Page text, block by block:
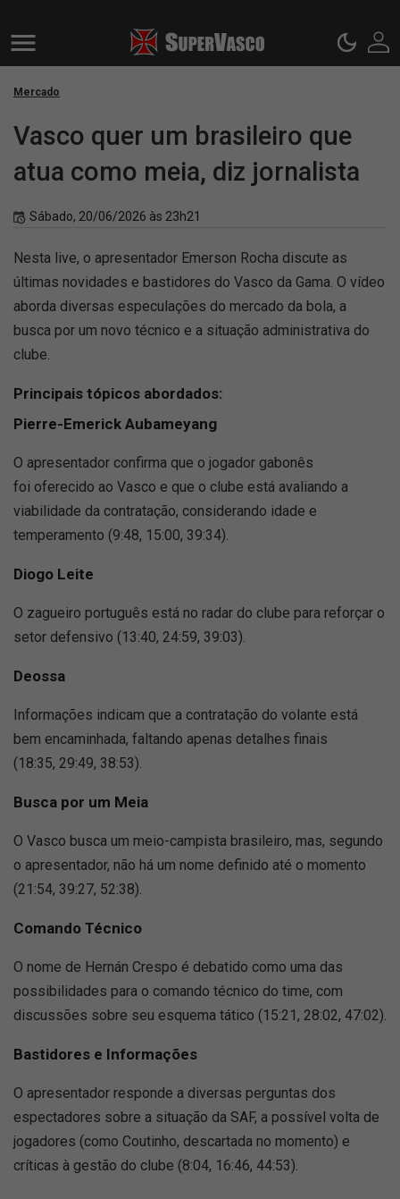
Mercado
Vasco quer um brasileiro que
atua como meia, diz jornalista
Sábado, 20/06/2026 às 23h21
Nesta live, o apresentador Emerson Rocha discute as
últimas novidades e bastidores do Vasco da Gama. O vídeo
aborda diversas especulações do mercado da bola, a
busca por um novo técnico e a situação administrativa do
clube.
Principais tópicos abordados:
Pierre-Emerick Aubameyang
O apresentador confirma que o jogador gabonês
foi oferecido ao Vasco e que o clube está avaliando a
viabilidade da contratação, considerando idade e
temperamento (9:48, 15:00, 39:34).
Diogo Leite
O zagueiro português está no radar do clube para reforçar o
setor defensivo (13:40, 24:59, 39:03).
Deossa
Informações indicam que a contratação do volante está
bem encaminhada, faltando apenas detalhes finais
(18:35, 29:49, 38:53).
Busca por um Meia
O Vasco busca um meio-campista brasileiro, mas, segundo
o apresentador, não há um nome definido até o momento
(21:54, 39:27, 52:38).
Comando Técnico
O nome de Hernán Crespo é debatido como uma das
possibilidades para o comando técnico do time, com
discussões sobre seu esquema tático (15:21, 28:02, 47:02).
Bastidores e Informações
O apresentador responde a diversas perguntas dos
espectadores sobre a situação da SAF, a possível volta de
jogadores (como Coutinho, descartada no momento) e
críticas à gestão do clube (8:04, 16:46, 44:53).